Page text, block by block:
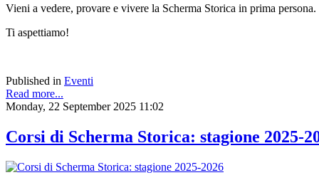
Vieni a vedere, provare e vivere la Scherma Storica in prima persona.
Ti aspettiamo!
Published in Eventi
Read more...
Monday, 22 September 2025 11:02
Corsi di Scherma Storica: stagione 2025-